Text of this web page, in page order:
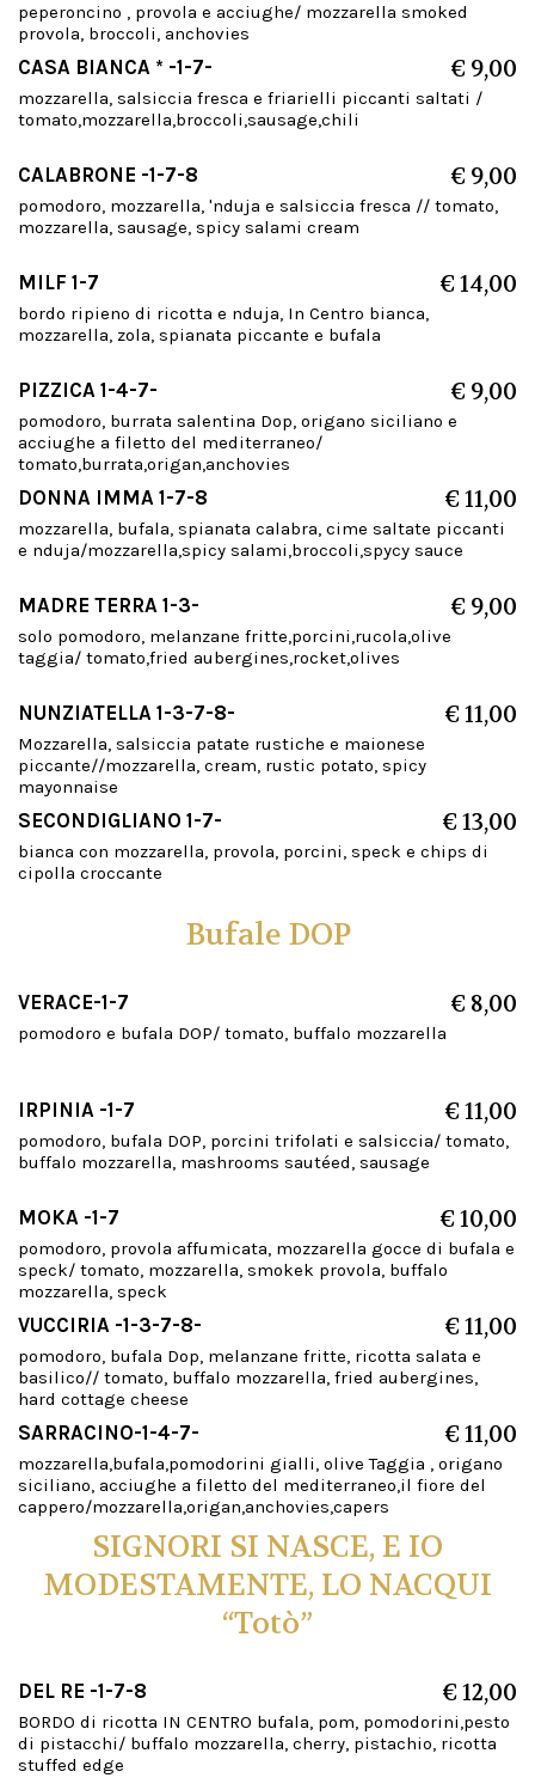
peperoncino , provola e acciughe/ mozzarella smoked
provola, broccoli, anchovies
CASA BIANCA * -1-7-
mozzarella, salsiccia fresca e friarielli piccanti saltati /
tomato,mozzarella,broccoli,sausage,chili
€ 9,00
CALABRONE -1-7-8
pomodoro, mozzarella, 'nduja e salsiccia fresca // tomato,
mozzarella, sausage, spicy salami cream
€ 9,00
MILF 1-7
bordo ripieno di ricotta e nduja, In Centro bianca,
mozzarella, zola, spianata piccante e bufala
€ 14,00
PIZZICA 1-4-7-
pomodoro, burrata salentina Dop, origano siciliano e
acciughe a filetto del mediterraneo/
tomato,burrata,origan,anchovies
€ 9,00
DONNA IMMA 1-7-8
mozzarella, bufala, spianata calabra, cime saltate piccanti
e nduja/mozzarella,spicy salami,broccoli,spycy sauce
€ 11,00
MADRE TERRA 1-3-
solo pomodoro, melanzane fritte,porcini,rucola,olive
taggia/ tomato,fried aubergines,rocket,olives
€ 9,00
NUNZIATELLA 1-3-7-8-
Mozzarella, salsiccia patate rustiche e maionese
piccante//mozzarella, cream, rustic potato, spicy
mayonnaise
€ 11,00
SECONDIGLIANO 1-7-
bianca con mozzarella, provola, porcini, speck e chips di
cipolla croccante
€ 13,00
Bufale DOP
VERACE-1-7
pomodoro e bufala DOP/ tomato, buffalo mozzarella
€ 8,00
IRPINIA -1-7
pomodoro, bufala DOP, porcini trifolati e salsiccia/ tomato,
buffalo mozzarella, mashrooms sautéed, sausage
€ 11,00
MOKA -1-7
pomodoro, provola affumicata, mozzarella gocce di bufala e
speck/ tomato, mozzarella, smokek provola, buffalo
mozzarella, speck
€ 10,00
VUCCIRIA -1-3-7-8-
pomodoro, bufala Dop, melanzane fritte, ricotta salata e
basilico// tomato, buffalo mozzarella, fried aubergines,
hard cottage cheese
€ 11,00
SARRACINO-1-4-7-
mozzarella,bufala,pomodorini gialli, olive Taggia , origano
siciliano, acciughe a filetto del mediterraneo,il fiore del
cappero/mozzarella,origan,anchovies,capers
€ 11,00
SIGNORI SI NASCE, E IO
MODESTAMENTE, LO NACQUI
“Totò”
DEL RE -1-7-8
BORDO di ricotta IN CENTRO bufala, pom, pomodorini,pesto
di pistacchi/ buffalo mozzarella, cherry, pistachio, ricotta
stuffed edge
€ 12,00